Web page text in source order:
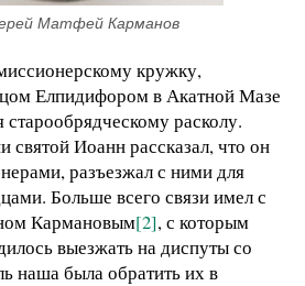
Матфей Карманов
кружку,
Елпидифором в Акатной Мазе
старообрядческому расколу.
святой Иоанн рассказал, что он
разъезжал с ними для
Больше всего связи имел с
Кармановым[2], с которым
выезжать на диспуты со
наша была обратить их в